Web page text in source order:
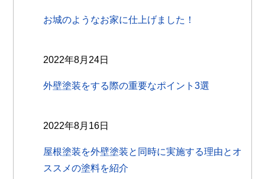
お城のようなお家に仕上げました！
2022年8月24日
外壁塗装をする際の重要なポイント3選
2022年8月16日
屋根塗装を外壁塗装と同時に実施する理由とオ
ススメの塗料を紹介